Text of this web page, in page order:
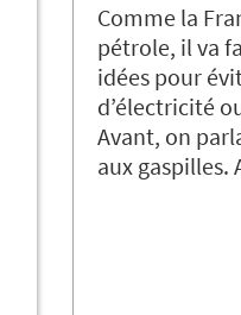
Comme la
pétrole, il va
idées pour
d’électricité
Avant, on
aux